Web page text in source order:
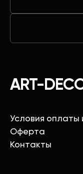
ART-
Условия оплаты
Оферта
Контакты